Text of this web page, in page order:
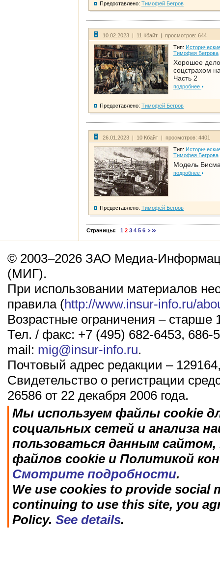
Предоставлено: Тимофей Бегров
10.02.2023 | 11 Кбайт | просмотров: 644
Тип:
Тимофея Бегрова
Хорошее дело
соцстрахом
Часть 2
подробнее
Предоставлено: Тимофей Бегров
26.01.2023 | 10 Кбайт | просмотров: 4401
Тип:
Тимофея Бегрова
Модель
подробнее
Предоставлено: Тимофей Бегров
Страницы: 1 2 3 4 5 6
© 2003–2026 ЗАО Медиа-
(МИГ).
При использовании материалов
правила (http://www.insur-info.ru/
Возрастные ограничения – старше
Тел. / факс: +7 (495) 682-6453, 686-
mail: mig@insur-info.ru.
Почтовый адрес редакции –
Свидетельство о регистрации
26586 от 22 декабря 2006 года.
Мы используем файлы cookie
социальных сетей и анализа
пользоваться данным
файлов cookie и Политикой
Смотрите подробности.
We use cookies to provide social
continuing to use this site, you
Policy. See details.